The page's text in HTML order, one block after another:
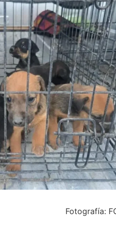
Fotografía: